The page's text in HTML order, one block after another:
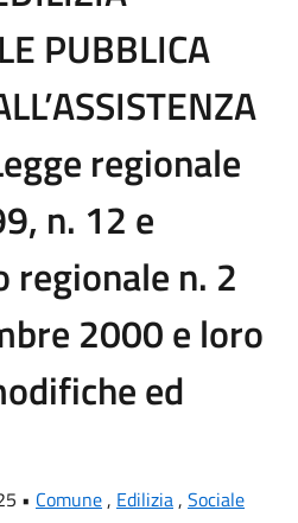
PUBBLICA
regionale
n. 12 e
regionale n. 2
2000 e loro
ed
• Comune, Edilizia, Sociale